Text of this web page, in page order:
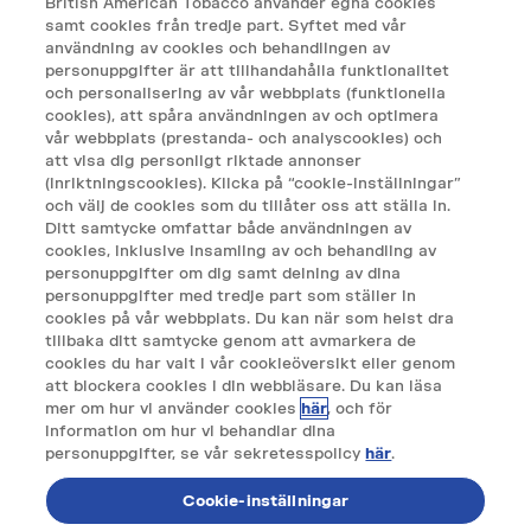
INFO.SE@VELO.COM
samt cookies från tredje part. Syftet med vår
användning av cookies och behandlingen av
personuppgifter är att tillhandahålla funktionalitet
och personalisering av vår webbplats (funktionella
cookies), att spåra användningen av och optimera
vår webbplats (prestanda- och analyscookies) och
att visa dig personligt riktade annonser
(inriktningscookies). Klicka på “cookie-inställningar”
och välj de cookies som du tillåter oss att ställa in.
Ditt samtycke omfattar både användningen av
cookies, inklusive insamling av och behandling av
personuppgifter om dig samt delning av dina
personuppgifter med tredje part som ställer in
cookies på vår webbplats. Du kan när som helst dra
tillbaka ditt samtycke genom att avmarkera de
cookies du har valt i vår cookieöversikt eller genom
att blockera cookies i din webbläsare. Du kan läsa
mer om hur vi använder cookieshär, och för
information om hur vi behandlar dina
personuppgifter, se vår sekretesspolicyhär.
Cookie-inställningar